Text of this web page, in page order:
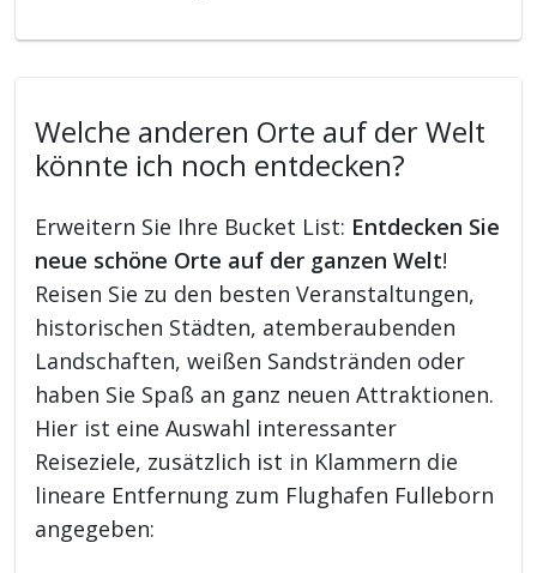
Welche anderen Orte auf der Welt
könnte ich noch entdecken?
Erweitern Sie Ihre Bucket List: Entdecken Sie
neue schöne Orte auf der ganzen Welt!
Reisen Sie zu den besten Veranstaltungen,
historischen Städten, atemberaubenden
Landschaften, weißen Sandstränden oder
haben Sie Spaß an ganz neuen Attraktionen.
Hier ist eine Auswahl interessanter
Reiseziele, zusätzlich ist in Klammern die
lineare Entfernung zum Flughafen Fulleborn
angegeben: